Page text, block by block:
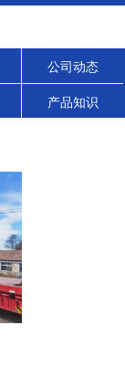
公司动态
产品知识